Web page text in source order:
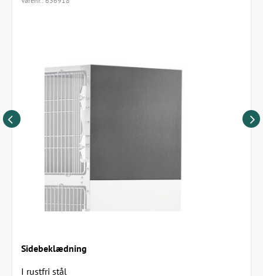
Sidebeklædning
I rustfri stål